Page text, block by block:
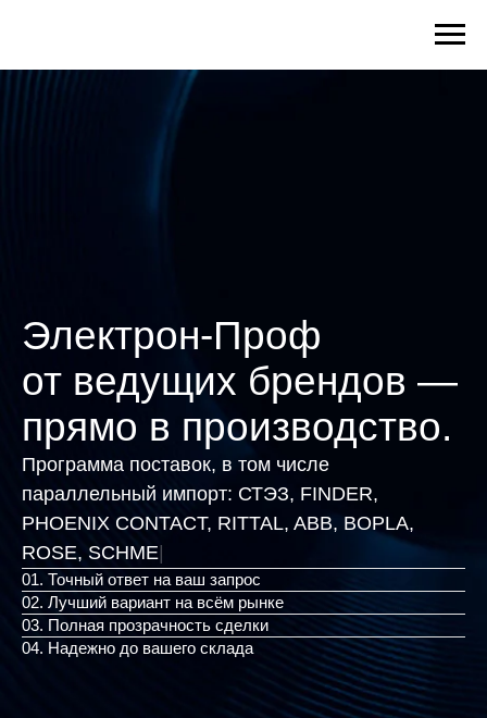
Электрон-Проф
от ведущих брендов —
прямо в производство.
Программа поставок, в том числе
параллельный импорт:
СТЭЗ, FINDER,
PHOENIX CONTACT, RITTAL, ABB, BOPLA,
01. Точный ответ на ваш запрос
02. Лучший вариант на всём рынке
03. Полная прозрачность сделки
04. Надежно до вашего склада